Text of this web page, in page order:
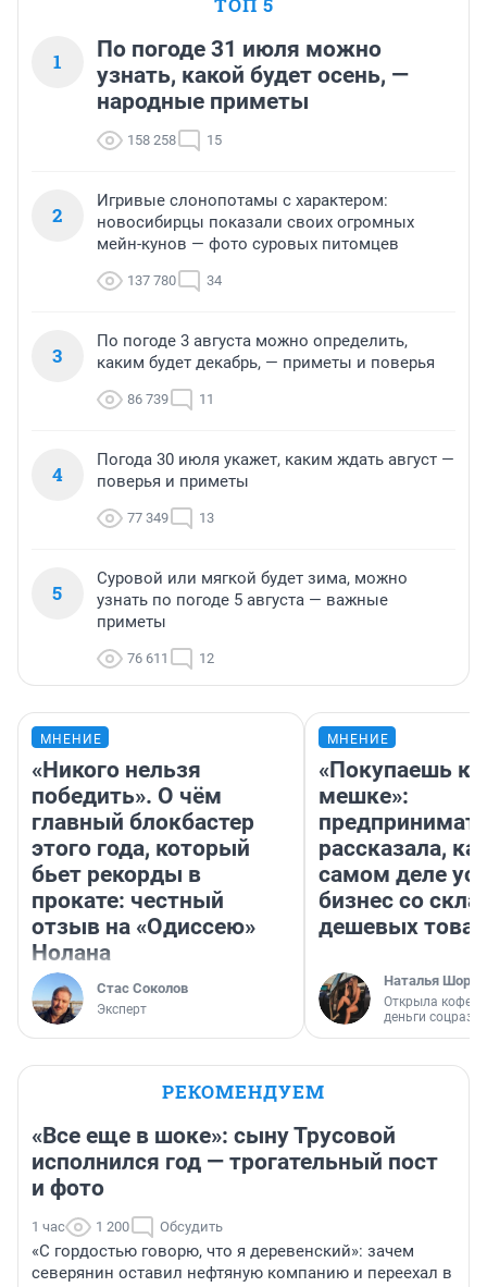
1
По погоде 31 июля можно
узнать, какой будет осень, —
народные приметы
158 258 15
2
Игривые слонопотамы с характером:
новосибирцы показали своих огромных
мейн-кунов — фото суровых питомцев
137 780 34
3
По погоде 3 августа можно определить,
каким будет декабрь, — приметы и поверья
86 739 11
4
Погода 30 июля укажет, каким ждать август —
поверья и приметы
77 349 13
5
Суровой или мягкой будет зима, можно
узнать по погоде 5 августа — важные
приметы
76 611 12
МНЕНИЕ
«Никого нельзя
победить». О чём
главный блокбастер
этого года, который
бьет рекорды в
прокате: честный
отзыв на «Одиссею»
Нолана
Стас Соколов
Эксперт
МНЕНИЕ
«Покупаешь
мешке»:
рассказала,
самом деле
бизнес со
дешевых
Наталья
Открыла
деньги
РЕКОМЕНДУЕМ
«Все еще в шоке»: сыну Трусовой
исполнился год — трогательный пост
и фото
1 час 1 200 Обсудить
«С гордостью говорю, что я деревенский»: зачем
северянин оставил нефтяную компанию и переехал в